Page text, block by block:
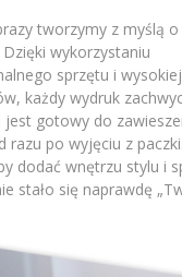
tworzymy z myślą
wykorzystaniu
sprzętu i
każdy wydruk
jest gotowy do
razu po wyjęciu z
dodać wnętrzu stylu i
stało się naprawdę